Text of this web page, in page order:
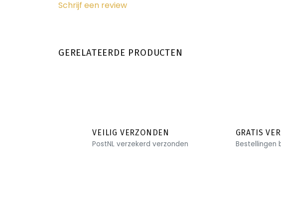
Schrijf een review
GERELATEERDE PRODUCTEN
VEILIG VERZONDEN
PostNL verzekerd verzonden
GRATIS
Bestellingen